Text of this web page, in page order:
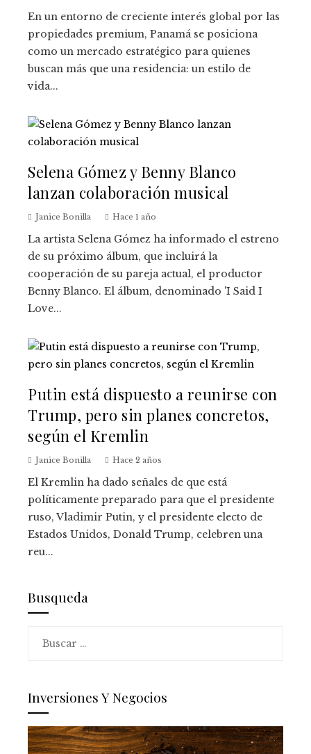
En un entorno de creciente interés global por las
propiedades premium, Panamá se posiciona
como un mercado estratégico para quienes
buscan más que una residencia: un estilo de
vida...
Selena Gómez y Benny Blanco
lanzan colaboración musical
Janice Bonilla Hace 1 año
La artista Selena Gómez ha informado el estreno
de su próximo álbum, que incluirá la
cooperación de su pareja actual, el productor
Benny Blanco. El álbum, denominado 'I Said I
Love...
Putin está dispuesto a reunirse con
Trump, pero sin planes concretos,
según el Kremlin
Janice Bonilla Hace 2 años
El Kremlin ha dado señales de que está
políticamente preparado para que el presidente
ruso, Vladimir Putin, y el presidente electo de
Estados Unidos, Donald Trump, celebren una
reu...
Busqueda
Inversiones Y Negocios